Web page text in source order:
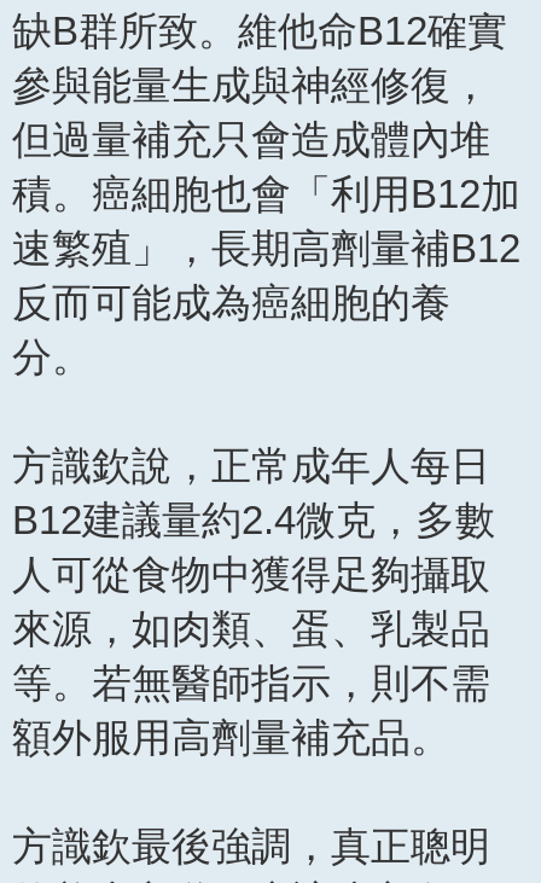
缺B群所致。維他命B12確實
參與能量生成與神經修復，
但過量補充只會造成體內堆
積。癌細胞也會「利用B12加
速繁殖」，長期高劑量補B12
反而可能成為癌細胞的養
分。
方識欽說，正常成年人每日
B12建議量約2.4微克，多數
人可從食物中獲得足夠攝取
來源，如肉類、蛋、乳製品
等。若無醫師指示，則不需
額外服用高劑量補充品。
方識欽最後強調，真正聰明